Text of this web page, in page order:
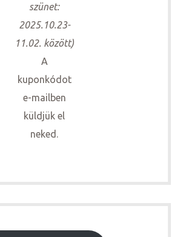
szünet:
2025.10.23-
11.02. között)
A
kuponkódot
e-mailben
küldjük el
neked.